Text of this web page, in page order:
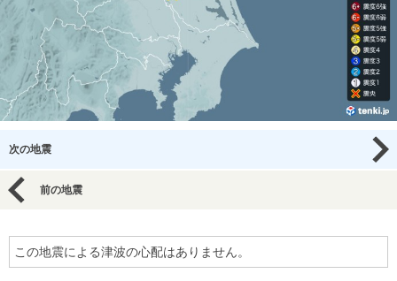
次の地震
前の地震
この地震による津波の心配はありません。